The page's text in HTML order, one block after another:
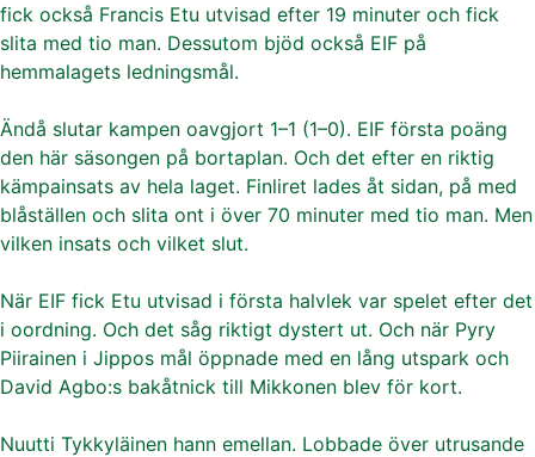
fick också Francis Etu utvisad efter 19 minuter och fick
slita med tio man. Dessutom bjöd också EIF på
hemmalagets ledningsmål.
Ändå slutar kampen oavgjort 1–1 (1–0). EIF första poäng
den här säsongen på bortaplan. Och det efter en riktig
kämpainsats av hela laget. Finliret lades åt sidan, på med
blåställen och slita ont i över 70 minuter med tio man. Men
vilken insats och vilket slut.
När EIF fick Etu utvisad i första halvlek var spelet efter det
i oordning. Och det såg riktigt dystert ut. Och när Pyry
Piirainen i Jippos mål öppnade med en lång utspark och
David Agbo:s bakåtnick till Mikkonen blev för kort.
Nuutti Tykkyläinen hann emellan. Lobbade över utrusande